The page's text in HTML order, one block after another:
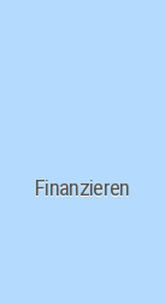
Finanzieren